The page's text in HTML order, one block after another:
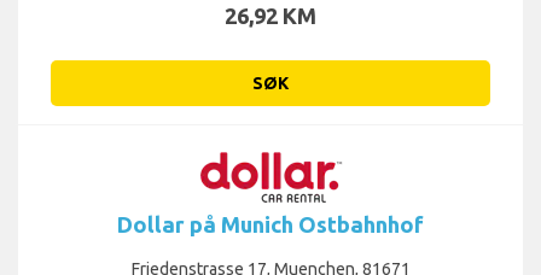
26,92 KM
SØK
Dollar på Munich Ostbahnhof
Friedenstrasse 17, Muenchen, 81671